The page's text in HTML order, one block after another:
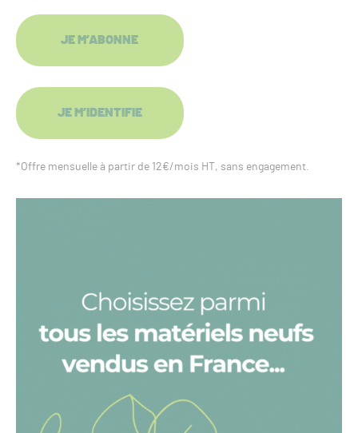
JE M’ABONNE
JE M’IDENTIFIE
*Offre mensuelle à partir de 12€/mois HT, sans engagement.